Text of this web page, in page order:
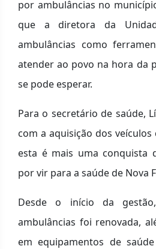
por ambulâncias no
que a diretora da
ambulâncias como
atender ao povo na hora da
se pode esperar.
Para o secretário de saúde,
com a aquisição dos
esta é mais uma conquista
por vir para a saúde de Nova
Desde o início da
ambulâncias foi renovada,
em equipamentos de